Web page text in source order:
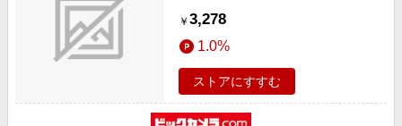
￥ 3,278
1.0%
ストアにすすむ